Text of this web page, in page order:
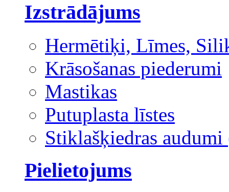
Izstrādājums
Hermētiķi, Līmes,
Krāsošanas piederumi
Mastikas
Putuplasta līstes
Stiklašķiedras audumi
Pielietojums